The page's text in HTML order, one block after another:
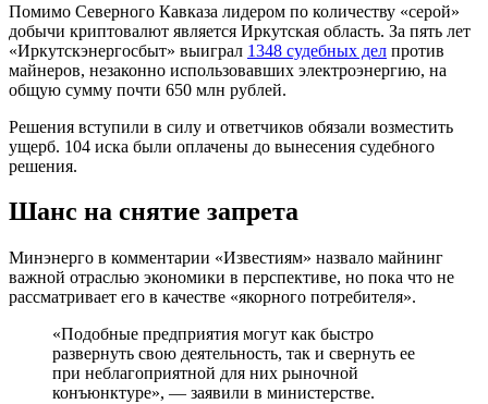
Помимо Северного Кавказа лидером по количеству «серой»
добычи криптовалют является Иркутская область. За пять лет
«Иркутскэнергосбыт» выиграл 1348 судебных дел против
майнеров, незаконно использовавших электроэнергию, на
общую сумму почти 650 млн рублей.
Решения вступили в силу и ответчиков обязали возместить
ущерб. 104 иска были оплачены до вынесения судебного
решения.
Шанс на снятие запрета
Минэнерго в комментарии «Известиям» назвало майнинг
важной отраслью экономики в перспективе, но пока что не
рассматривает его в качестве «якорного потребителя».
«Подобные предприятия могут как быстро
развернуть свою деятельность, так и свернуть ее
при неблагоприятной для них рыночной
конъюнктуре», — заявили в министерстве.